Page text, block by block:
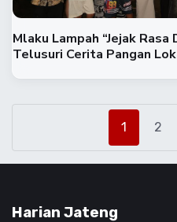
Mlaku Lampah “Jejak
Telusuri Cerita Pangan
1 2
Harian Jateng